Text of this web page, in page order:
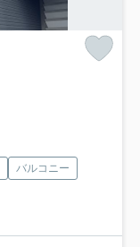
バルコニー